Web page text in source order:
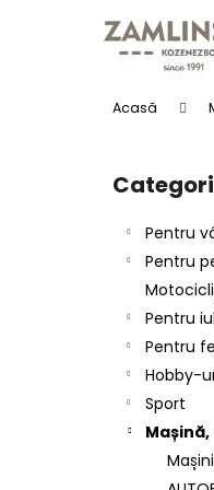
Acasă
Sari
categorii
Pentru
Pentru
Pentru
Pentru
Hobby-
Sport
Mașini
Înapoi
cumpărături
Înapoi
cumpărături
CENTURA
lei137,25